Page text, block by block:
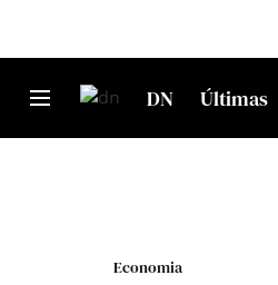
DN Últimas
Economia